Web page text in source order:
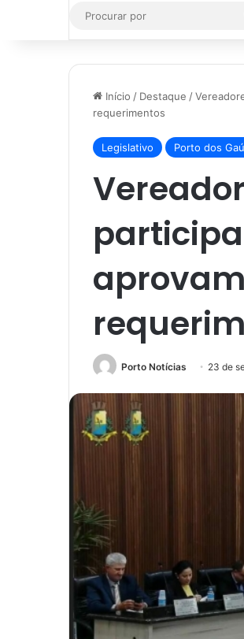
Início / Destaque /
requerimentos
Legislativo Porto dos
Porto Notícias 23 de